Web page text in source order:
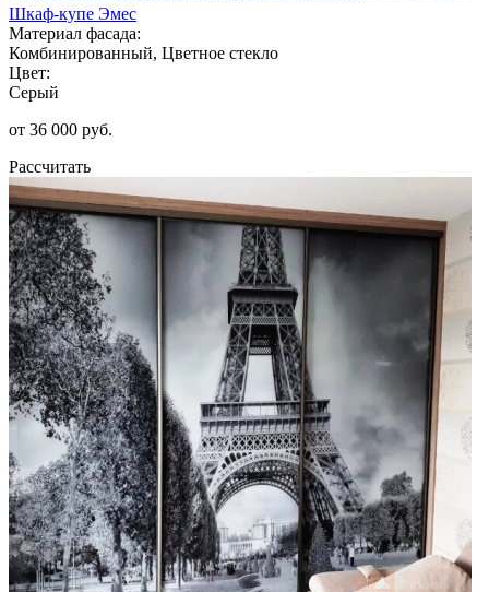
Шкаф-купе Эмес
Материал фасада:
Комбинированный, Цветное стекло
Цвет:
Серый
от 36 000 руб.
Рассчитать